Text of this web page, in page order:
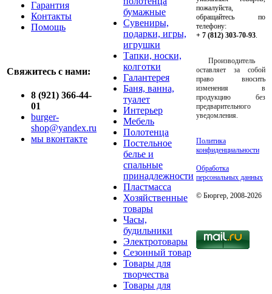
Гарантия
Контакты
Помощь
Свяжитесь с нами:
8 (921) 366-44-
01
burger-
shop@yandex.ru
мы вконтакте
бумажные
Сувениры,
подарки, игры,
игрушки
Тапки, носки,
колготки
Галантерея
Баня, ванна,
туалет
Интерьер
Мебель
Полотенца
Постельное
белье и
спальные
принадлежности
Пластмасса
Хозяйственные
товары
Часы,
будильники
Электротовары
Сезонный товар
Товары для
творчества
Товары для
пожалуйста,
обращайтесь по
телефону:
+ 7 (812) 303-70-93
Производитель
оставляет за собой
право вносить
изменения в
продукцию без
предварительного
уведомления.
Политика
конфиденциальности
Обработка
персональных данных
© Бюргер, 2008-2026